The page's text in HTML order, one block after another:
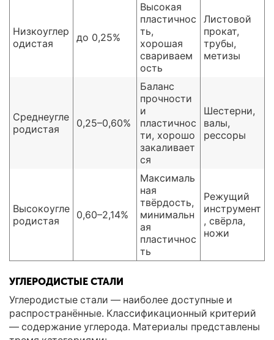
Низкоуглер
одистая
до 0,25%
Высокая
пластичнос
ть,
хорошая
свариваем
ость
Листовой
прокат,
трубы,
метизы
Среднеугле
родистая
0,25–0,60%
Баланс
прочности
и
пластичнос
ти, хорошо
закаливает
ся
Шестерни,
валы,
рессоры
Высокоугле
родистая
0,60–2,14%
Максималь
ная
твёрдость,
минимальн
ая
пластичнос
ть
Режущий
инструмент
, свёрла,
ножи
УГЛЕРОДИСТЫЕ СТАЛИ
Углеродистые стали — наиболее доступные и
распространённые. Классификационный критерий
— содержание углерода. Материалы представлены